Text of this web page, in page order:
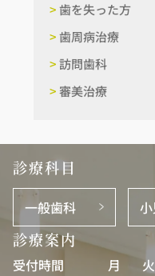
>歯を失った方
>歯周病治療
>訪問歯科
>審美治療
診療科目
一般歯科
診療案内
受付時間 月 火